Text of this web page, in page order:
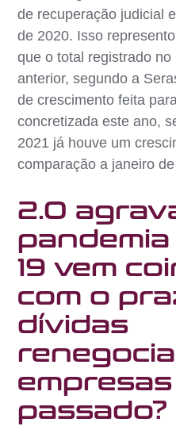
de recuperação judicial
de 2020. Isso
que o total registrado
anterior, segundo a
de crescimento feita
concretizada este ano,
2021 já houve um
comparação a janeiro
2.O
pandemia
19 vem
com o
dívidas
passado?